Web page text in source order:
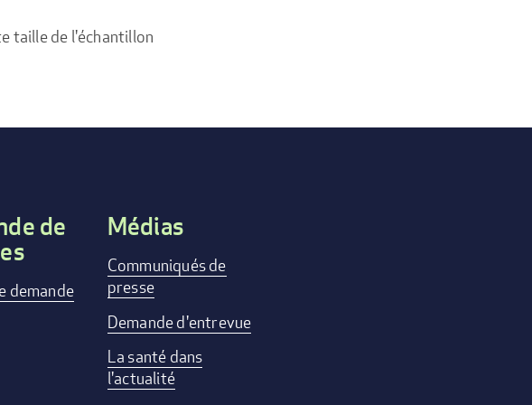
taille de l'échantillon
de
demande
Médias
Communiqués de
presse
Demande d'entrevue
La santé dans
l'actualité